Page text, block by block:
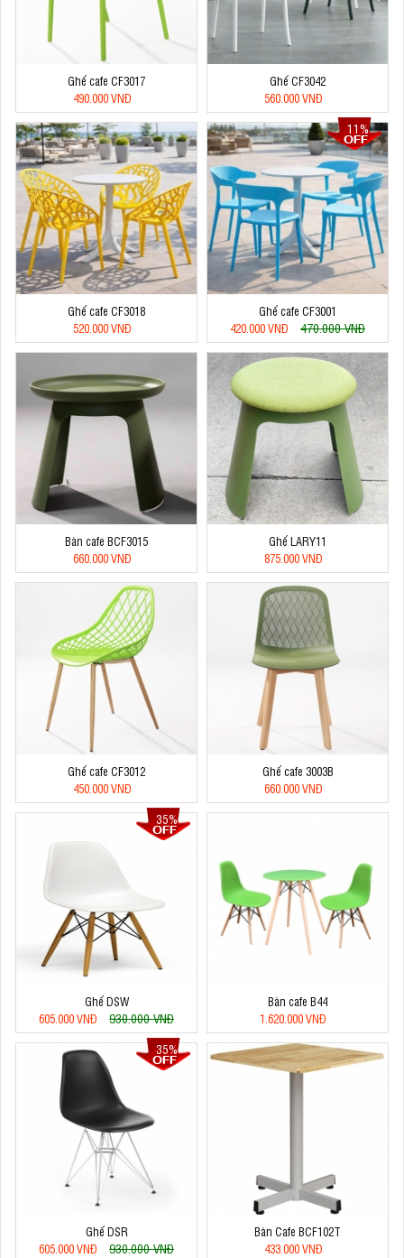
Ghế cafe CF3017
490.000 VNĐ
Ghế CF3042
560.000 VNĐ
Ghế cafe CF3018
520.000 VNĐ
11%
Ghế cafe CF3001
420.000 VNĐ
470.000 VNĐ
Bàn cafe BCF3015
660.000 VNĐ
Ghế LARY11
875.000 VNĐ
Ghế cafe CF3012
450.000 VNĐ
Ghế cafe 3003B
660.000 VNĐ
35%
Ghế DSW
605.000 VNĐ
930.000 VNĐ
Bàn cafe B44
1.620.000 VNĐ
35%
Ghế DSR
605.000 VNĐ
930.000 VNĐ
Bàn Cafe BCF102T
433.000 VNĐ